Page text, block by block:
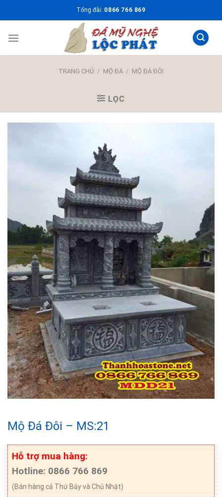
to
Tổng đài: 0866 766 869
TRANG CHỦ / MỘ ĐÁ / MỘ ĐÁ ĐÔI
LỌC
Mộ Đá Đôi – MS:21
Hỗ trợ mua hàng:
Hotline: 0866 766 869
(Bán hàng cả Thứ Bảy và Chủ Nhật)